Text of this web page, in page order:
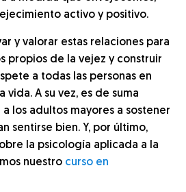
activo y positivo.
y valorar estas relaciones para
propios de la vejez y construir
a todas las personas en
vida. A su vez, es de suma
los adultos mayores a sostener
sentirse bien. Y, por último,
la psicología aplicada a la
nuestro curso en